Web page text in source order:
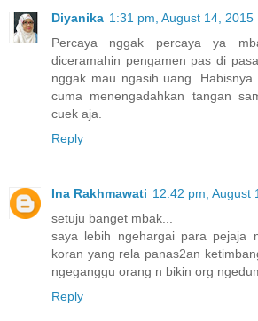
Diyanika 1:31 pm, August 14, 2015
Percaya nggak percaya ya
diceramahin pengamen pas di
nggak mau ngasih uang.
cuma menengadahkan tangan
cuek aja.
Reply
Ina Rakhmawati 12:42 pm, August
setuju banget mbak...
saya lebih ngehargai para pejaja
koran yang rela panas2an
ngeganggu orang n bikin org
Reply